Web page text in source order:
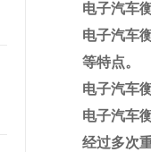
电子汽车
电子汽车
等特点。
电子汽车
电子汽车
经过多次